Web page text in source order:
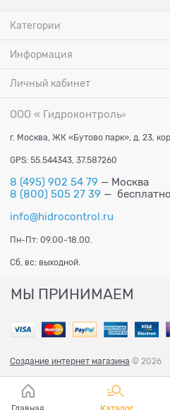
Категории
Информация
Личный кабинет
ООО « Гидроконтроль»
г. Москва, ЖК «Бутово парк», д. 23,
GPS: 55.544343, 37.587260
8 (495) 902 54 79 — Москва
8 (800) 505 27 39 —
info@hidrocontrol.ru
Пн-Пт: 09.00-18.00.
Сб, вс: выходной.
МЫ ПРИНИМАЕМ
Создание интернет магазина © 2026